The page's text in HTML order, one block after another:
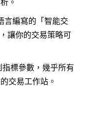
。
言編寫的「智能交
讓你的交易策略可
標參數，幾乎所有
交易工作站。